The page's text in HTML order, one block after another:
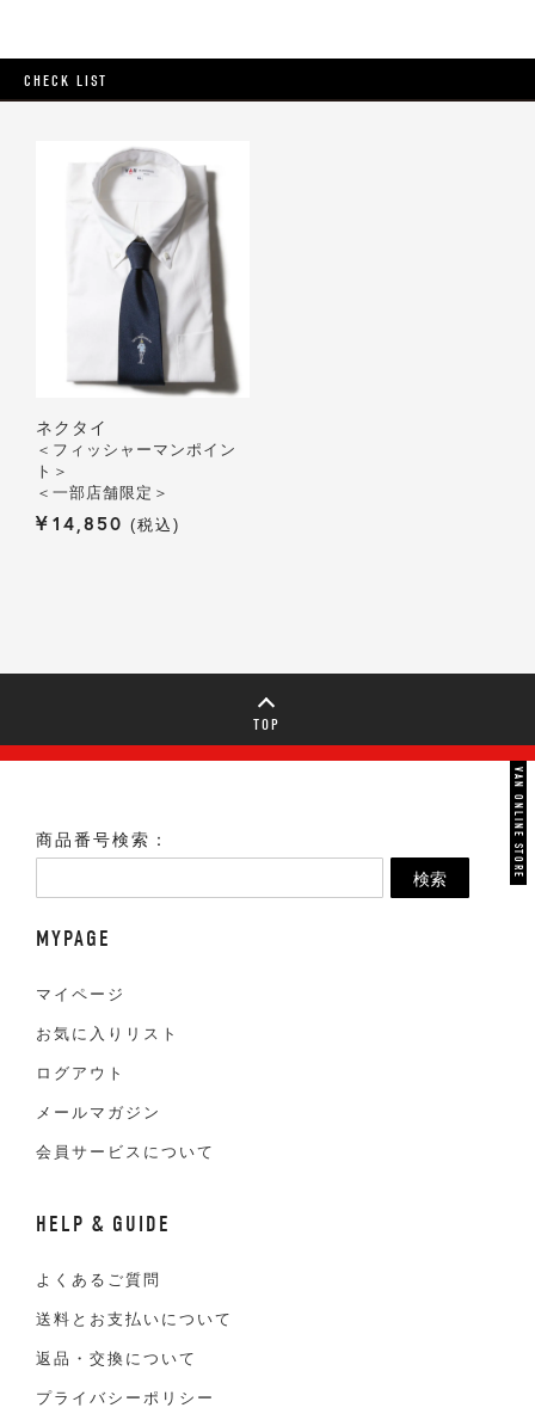
CHECK LIST
ネクタイ
＜フィッシャーマンポイン
ト＞
＜一部店舗限定＞
¥ 14,850 税込
TOP
商品番号検索：
検索
MYPAGE
マイページ
お気に入りリスト
ログアウト
メールマガジン
会員サービスについて
HELP & GUIDE
よくあるご質問
送料とお支払いについて
返品・交換について
プライバシーポリシー
VAN ONLINE STORE